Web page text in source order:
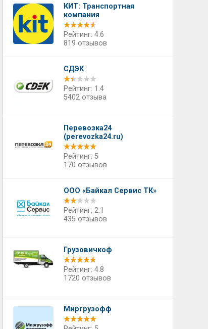
КИТ: Транспортная
компания
Рейтинг: 4.6
819 отзывов
СДЭК
Рейтинг: 1.4
5402 отзыва
Перевозка24
(perevozka24.ru)
Рейтинг: 5
170 отзывов
ООО «Байкал Сервис ТК»
Рейтинг: 2.1
435 отзывов
Грузовичкоф
Рейтинг: 4.8
1720 отзывов
Миргрузофф